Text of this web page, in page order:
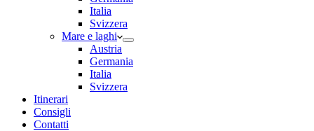
Italia
Svizzera
Mare e laghi
Austria
Germania
Italia
Svizzera
Itinerari
Consigli
Contatti